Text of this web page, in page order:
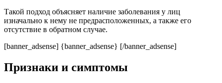
Такой подход объясняет наличие заболевания у лиц
изначально к нему не предрасположенных, а также его
отсутствие в обратном случае.
[banner_adsense] {banner_adsense} [/banner_adsense]
Признаки и симптомы